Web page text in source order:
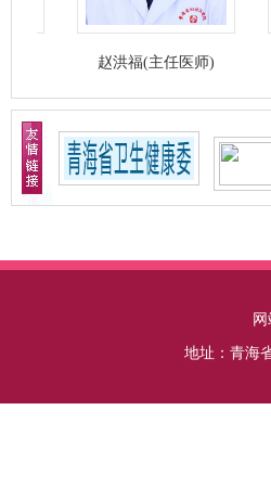
赵洪福(主任医师) 曾
地址：青海